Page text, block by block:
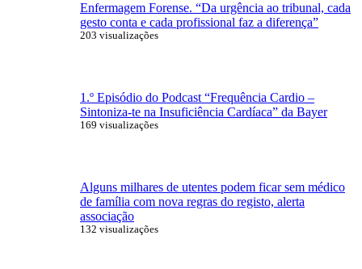
Enfermagem Forense. “Da urgência ao tribunal, cada
gesto conta e cada profissional faz a diferença”
203 visualizações
1.º Episódio do Podcast “Frequência Cardio –
Sintoniza-te na Insuficiência Cardíaca” da Bayer
169 visualizações
Alguns milhares de utentes podem ficar sem médico
de família com nova regras do registo, alerta
associação
132 visualizações